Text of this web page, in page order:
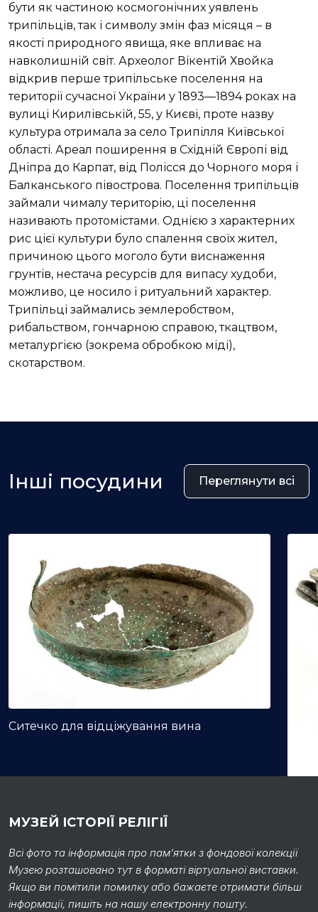
бути як частиною космогонічних уявлень
трипільців, так і символу змін фаз місяця – в
якості природного явища, яке впливає на
навколишній світ. Археолог Вікентій Хвойка
відкрив перше трипільське поселення на
території сучасної України у 1893—1894 роках на
вулиці Кирилівській, 55, у Києві, проте назву
культура отримала за село Трипілля Київської
області. Ареал поширення в Східній Європі від
Дніпра до Карпат, від Полісся до Чорного моря і
Балканського півострова. Поселення трипільців
займали чималу територію, ці поселення
називають протомістами. Однією з характерних
рис цієї культури було спалення своїх жител,
причиною цього моголо бути виснаження
грунтів, нестача ресурсів для випасу худоби,
можливо, це носило і ритуальний характер.
Трипільці займались землеробством,
рибальством, гончарною справою, ткацтвом,
металургією (зокрема обробкою міді),
скотарством.
Інші посудини Переглянути всі
Ситечко для відціжування вина
МУЗЕЙ ІСТОРІЇ РЕЛІГІЇ
Всі фото та інформація про пам’ятки з фондової колекції
Музею розташовано тут в форматі віртуальної виставки.
Якщо ви помітили помилку або бажаєте отримати більш
інформації, пишіть на нашу електронну пошту.